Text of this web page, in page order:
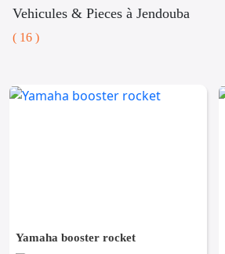
Vehicules & Pieces à Jendouba
( 16 )
Yamaha booster rocket